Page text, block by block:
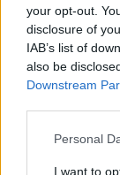
your opt-out.
disclosure of
IAB’s list of
also be
Downstream
Please note
not limited to
Personal
I want to